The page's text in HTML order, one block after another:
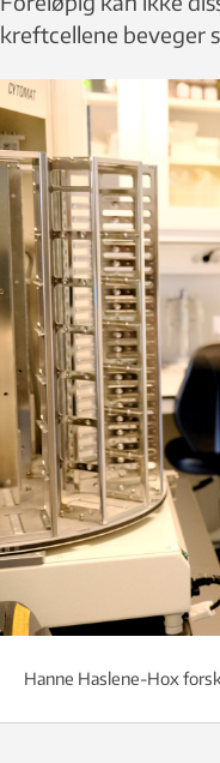
kreftcellene beveger
Hanne Haslene-Hox